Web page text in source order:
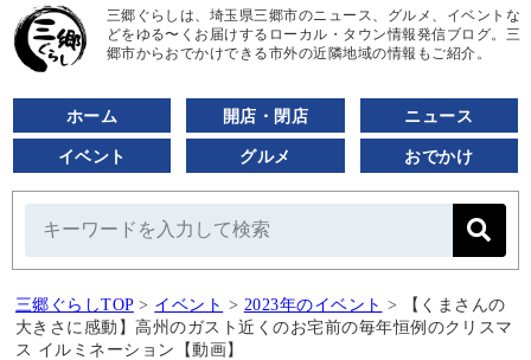
三郷ぐらしは、埼玉県三郷市のニュース、グルメ、イベントな
どをゆる〜くお届けするローカル・タウン情報発信ブログ。三
郷市からおでかけできる市外の近隣地域の情報もご紹介。
ホーム 開店・閉店 ニュース
イベント グルメ おでかけ
三郷ぐらしTOP > イベント > 2023年のイベント > 【くまさんの
大きさに感動】高州のガスト近くのお宅前の毎年恒例のクリスマ
ス イルミネーション【動画】